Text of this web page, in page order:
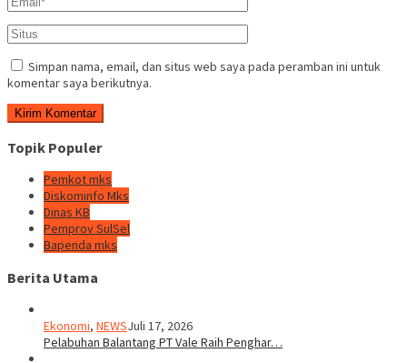
Simpan nama, email, dan situs web saya pada peramban ini untuk
komentar saya berikutnya.
Topik Populer
Pemkot mks
Diskominfo Mks
Dinas KB
Pemprov SulSel
Bapenda mks
Berita Utama
Ekonomi, NEWSJuli 17, 2026
Pelabuhan Balantang PT Vale Raih Penghar…